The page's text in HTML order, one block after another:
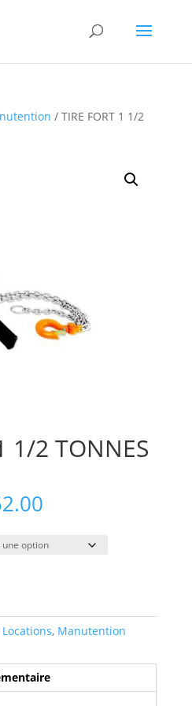
/ TIRE FORT 1 1/2
1/2 TONNES
Plage
prix :
$19.00
Locations, Manutention